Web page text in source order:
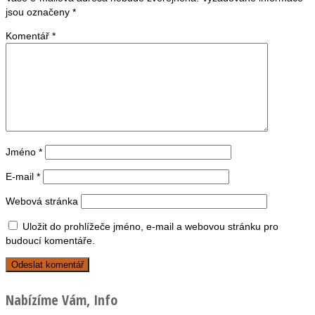
jsou označeny *
Komentář *
Jméno *
E-mail *
Webová stránka
Uložit do prohlížeče jméno, e-mail a webovou stránku pro
budoucí komentáře.
Nabízíme Vám, Info